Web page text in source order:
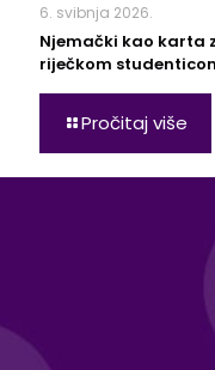
6. svibnja 2026.
Njemački kao karta
riječkom
Pročitaj više